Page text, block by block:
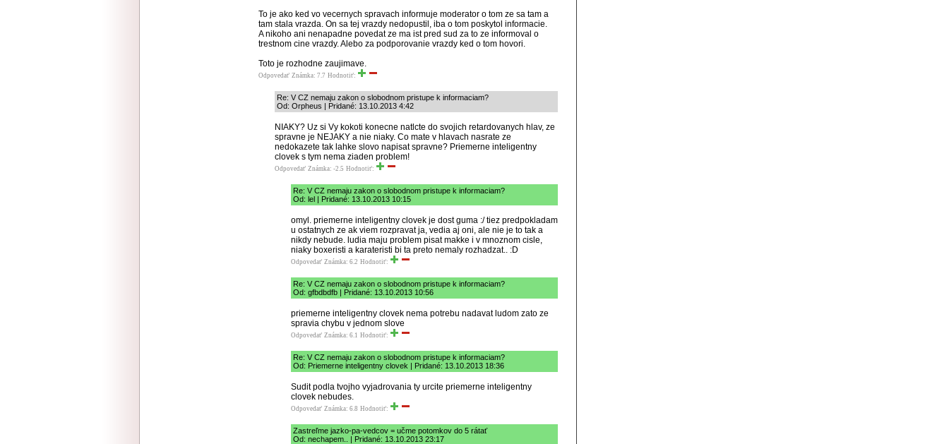
To je ako ked vo vecernych spravach informuje moderator o tom ze sa tam a
tam stala vrazda. On sa tej vrazdy nedopustil, iba o tom poskytol informacie.
A nikoho ani nenapadne povedat ze ma ist pred sud za to ze informoval o
trestnom cine vrazdy. Alebo za podporovanie vrazdy ked o tom hovori.
Toto je rozhodne zaujimave.
Odpovedať Známka: 7.7 Hodnotiť:
Re: V CZ nemaju zakon o slobodnom pristupe k informaciam?
Od: Orpheus | Pridané: 13.10.2013 4:42
NIAKY? Uz si Vy kokoti konecne natlcte do svojich retardovanych hlav, ze
spravne je NEJAKY a nie niaky. Co mate v hlavach nasrate ze
nedokazete tak lahke slovo napisat spravne? Priemerne inteligentny
clovek s tym nema ziaden problem!
Odpovedať Známka: -2.5 Hodnotiť:
Re: V CZ nemaju zakon o slobodnom pristupe k informaciam?
Od: lel | Pridané: 13.10.2013 10:15
omyl. priemerne inteligentny clovek je dost guma :/ tiez predpokladam
u ostatnych ze ak viem rozpravat ja, vedia aj oni, ale nie je to tak a
nikdy nebude. ludia maju problem pisat makke i v mnoznom cisle,
niaky boxeristi a karateristi bi ta preto nemaly rozhadzat.. :D
Odpovedať Známka: 6.2 Hodnotiť:
Re: V CZ nemaju zakon o slobodnom pristupe k informaciam?
Od: gfbdbdfb | Pridané: 13.10.2013 10:56
priemerne inteligentny clovek nema potrebu nadavat ludom zato ze
spravia chybu v jednom slove
Odpovedať Známka: 6.1 Hodnotiť:
Re: V CZ nemaju zakon o slobodnom pristupe k informaciam?
Od: Priemerne inteligentny clovek | Pridané: 13.10.2013 18:36
Sudit podla tvojho vyjadrovania ty urcite priemerne inteligentny
clovek nebudes.
Odpovedať Známka: 6.8 Hodnotiť:
Zastreľme jazko-pa-vedcov = učme potomkov do 5 rátať
Od: nechapem.. | Pridané: 13.10.2013 23:17